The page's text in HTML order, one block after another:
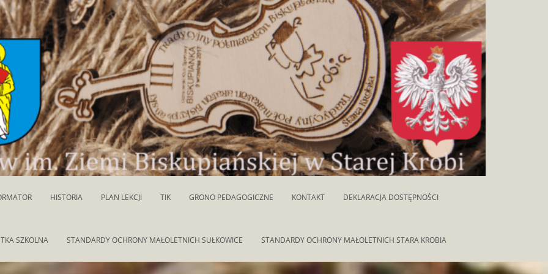
HISTORIA PLAN LEKCJI TIK GRONO PEDAGOGICZNE KONTAKT DEKLARACJA DOSTĘPNOŚCI
SZKOLNA STANDARDY OCHRONY MAŁOLETNICH SUŁKOWICE STANDARDY OCHRONY MAŁOLETNICH STARA KROBIA